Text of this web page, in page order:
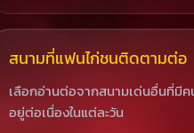
สนามที่แฟนไก่ชนติดตามต่อ
เลือกอ่านต่อจากสนามเด่นอื่นที่มี
อยู่ต่อเนื่องในแต่ละวัน